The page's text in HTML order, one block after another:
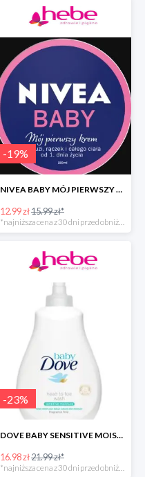
-19%
NIVEA BABY MÓJ PIERWSZY KREM
12.99 zł15.99 zł*
*najniższa cena z 30 dni przed obniżką
-23%
DOVE BABY SENSITIVE MOISTURE emulsja do mycia ciała i włosów
16.98 zł21.99 zł*